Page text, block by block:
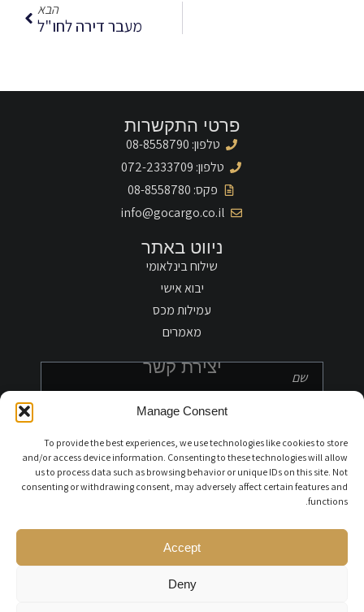
Manage Consent
To provide the best experiences, we use technologies like cookies to store
and/or access device information. Consenting to these technologies will allow
us to process data such as browsing behavior or unique IDs on this site. Not
consenting or withdrawing consent, may adversely affect certain features and
functions.
Accept
Deny
הבא
מעבר דירה לחו"ל
פרטי התקשרות
טלפון: 08-8558790
טלפון: 072-2333709
פקס: 08-8558780
info@gocargo.co.il
ניווט באתר
שילוח בינלאומי
יבוא אישי
עמילות מכס
מאמרים
יצירת קשר
חפצים אישיים כלי רכב
כלי שייט
סוג מטען אחר